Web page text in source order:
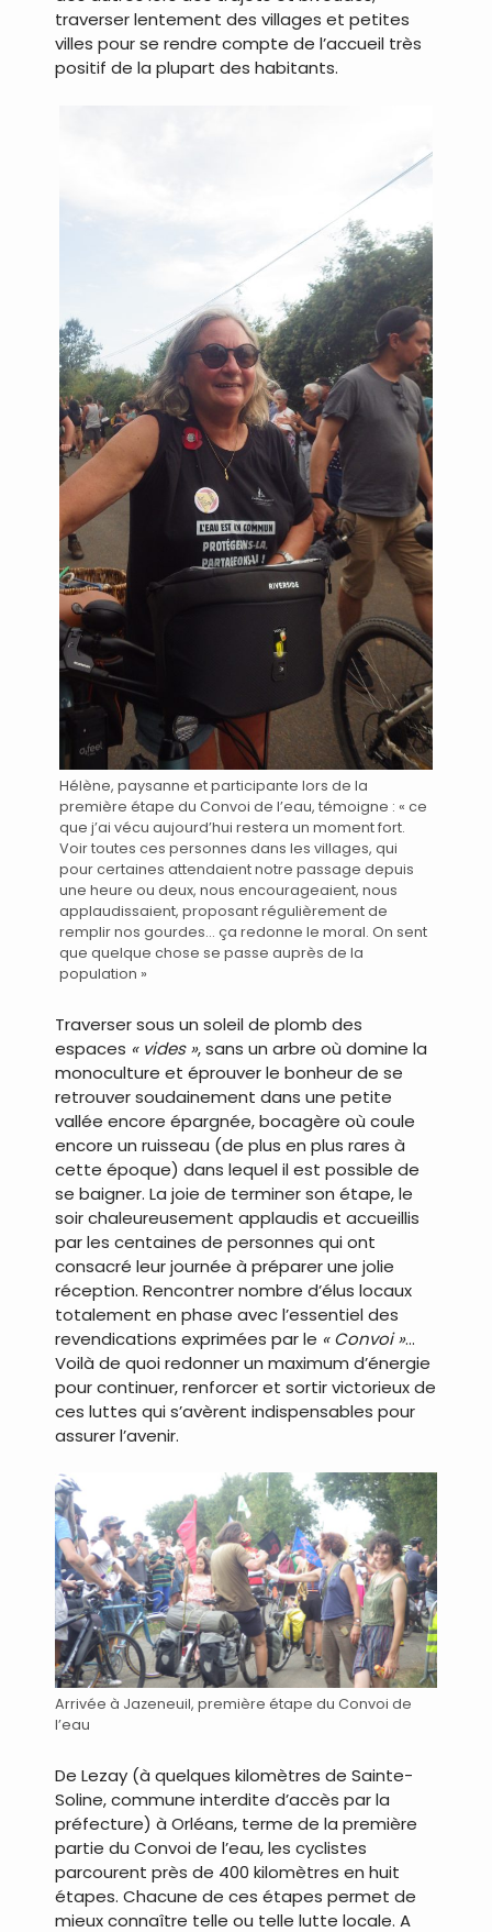
traverser lentement des villages et petites
villes pour se rendre compte de l’accueil très
positif de la plupart des habitants.
Hélène, paysanne et participante lors de la
première étape du Convoi de l’eau, témoigne : « ce
que j’ai vécu aujourd’hui restera un moment fort.
Voir toutes ces personnes dans les villages, qui
pour certaines attendaient notre passage depuis
une heure ou deux, nous encourageaient, nous
applaudissaient, proposant régulièrement de
remplir nos gourdes… ça redonne le moral. On sent
que quelque chose se passe auprès de la
population »
Traverser sous un soleil de plomb des
espaces « vides », sans un arbre où domine la
monoculture et éprouver le bonheur de se
retrouver soudainement dans une petite
vallée encore épargnée, bocagère où coule
encore un ruisseau (de plus en plus rares à
cette époque) dans lequel il est possible de
se baigner. La joie de terminer son étape, le
soir chaleureusement applaudis et accueillis
par les centaines de personnes qui ont
consacré leur journée à préparer une jolie
réception. Rencontrer nombre d’élus locaux
totalement en phase avec l’essentiel des
revendications exprimées par le « Convoi »…
Voilà de quoi redonner un maximum d’énergie
pour continuer, renforcer et sortir victorieux de
ces luttes qui s’avèrent indispensables pour
assurer l’avenir.
Arrivée à Jazeneuil, première étape du Convoi de
l’eau
De Lezay (à quelques kilomètres de Sainte-
Soline, commune interdite d’accès par la
préfecture) à Orléans, terme de la première
partie du Convoi de l’eau, les cyclistes
parcourent près de 400 kilomètres en huit
étapes. Chacune de ces étapes permet de
mieux connaître telle ou telle lutte locale. A